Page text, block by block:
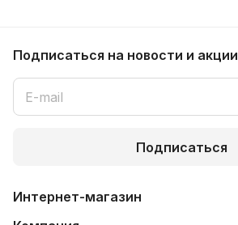
Подписаться на новости и акции
Подписаться
Интернет-магазин